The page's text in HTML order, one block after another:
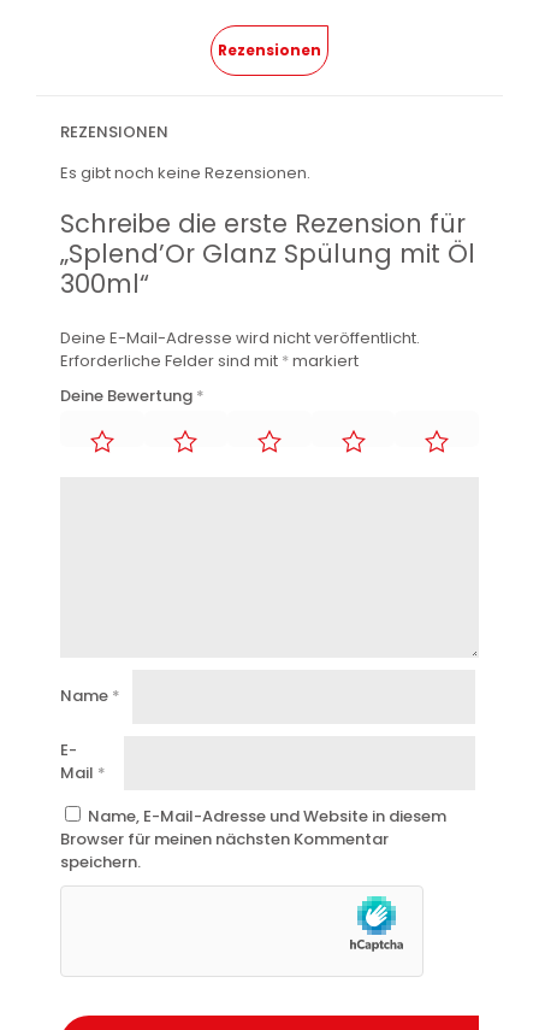
Rezensionen
REZENSIONEN
Es gibt noch keine Rezensionen.
Schreibe die erste Rezension für
„Splend’Or Glanz Spülung mit Öl
300ml“
Deine E-Mail-Adresse wird nicht veröffentlicht.
Erforderliche Felder sind mit *markiert
Deine Bewertung *
Name *
E-
Mail *
Name, E-Mail-Adresse und Website in diesem
Browser für meinen nächsten Kommentar
speichern.